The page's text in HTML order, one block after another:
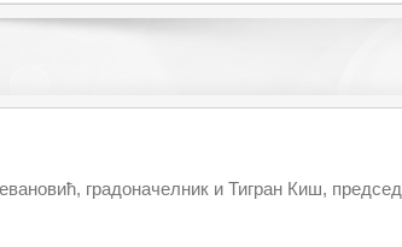
градоначелник и Тигран Киш,